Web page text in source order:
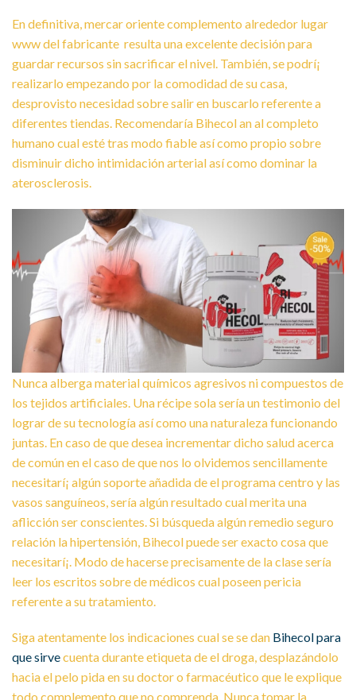
En definitiva, mercar oriente complemento alrededor lugar
www del fabricante resulta una excelente decisión para
guardar recursos sin sacrificar el nivel. También, se podrí¡
realizarlo empezando por la comodidad de su casa,
desprovisto necesidad sobre salir en buscarlo referente a
diferentes tiendas. Recomendaría Bihecol an al completo
humano cual esté tras modo fiable así­ como propio sobre
disminuir dicho intimidación arterial así­ como dominar la
aterosclerosis.
Nunca alberga material químicos agresivos ni compuestos de
los tejidos artificiales. Una récipe sola serí­a un testimonio del
lograr de su tecnología así­ como una naturaleza funcionando
juntas. En caso de que desea incrementar dicho salud acerca
de común en el caso de que nos lo olvidemos sencillamente
necesitarí¡ algún soporte añadida de el programa centro y las
vasos sanguíneos, serí­a algún resultado cual merita una
aflicción ser conscientes. Si búsqueda algún remedio seguro
relación la hipertensión, Bihecol puede ser exacto cosa que
necesitarí¡. Modo de hacerse precisamente de la clase serí­a
leer los escritos sobre de médicos cual poseen pericia
referente a su tratamiento.
Siga atentamente los indicaciones cual se se dan Bihecol para
que sirvecuenta durante etiqueta de el droga, desplazándolo
hacia el pelo pida en su doctor o farmacéutico que le explique
todo complemento que no comprenda. Nunca tomar la